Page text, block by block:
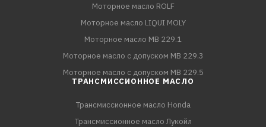
Моторное масло ROLF
Моторное масло LIQUI MOLY
Моторное масло MB 229.1
Моторное масло с допуском MB 229.3
Моторное масло с допуском MB 229.5
ТРАНСМИССИОННОЕ МАСЛО
Трансмиссионное масло Honda
Трансмиссионное масло Лукойл